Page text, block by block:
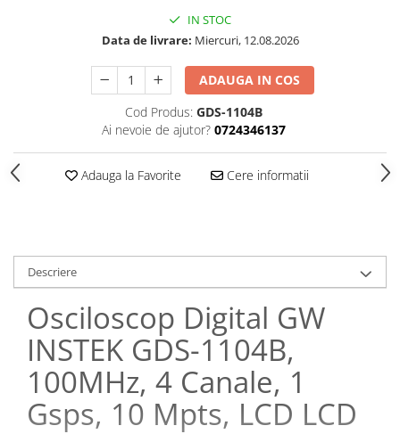
IN STOC
Data de livrare: Miercuri, 12.08.2026
ADAUGA IN COS
Cod Produs: GDS-1104B
Ai nevoie de ajutor? 0724346137
Adauga la Favorite Cere informatii
Descriere
Osciloscop Digital GW
INSTEK GDS-1104B,
100MHz, 4 Canale, 1
Gsps, 10 Mpts, LCD LCD